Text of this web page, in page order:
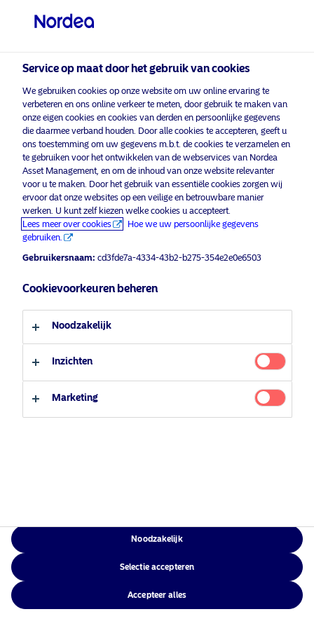
Kies uw beleggersprofiel
Land
België
Taal
Nederlands
Beleggerstype
Professionele belegger
Particuliere belegger
Particuliere belegger
Nordea Asset Management is een van de
grootste vermogensbeheerders in Scandinavië
met een wereldwijde aanwezigheid in Europa,
Noord-Amerika, Zuid-Amerika en Azië.
Toegankelijkheid
Service op maat door het gebruik van cookies
We gebruiken cookies op onze website om uw online ervaring te
verbeteren en ons online verkeer te meten, door gebruik te maken van
onze eigen cookies en cookies van derden en persoonlijke gegevens
die daarmee verband houden. Door alle cookies te accepteren, geeft u
ons toestemming om uw gegevens m.b.t. de cookies te verzamelen en
te gebruiken voor het ontwikkelen van de webservices van Nordea
Asset Management, en om de inhoud van onze website relevanter
voor u te maken. Door het gebruik van essentiële cookies zorgen wij
ervoor dat onze websites op een veilige en betrouwbare manier
werken. U kunt zelf kiezen welke cookies u accepteert.
Lees meer over cookies
Hoe we uw persoonlijke gegevens
gebruiken.
Gebruikersnaam: cd3fde7a-4334-43b2-b275-354e2e0e6503
Cookievoorkeuren beheren
Noodzakelijk
Inzichten
Marketing
Noodzakelijk
Selectie accepteren
Accepteer alles